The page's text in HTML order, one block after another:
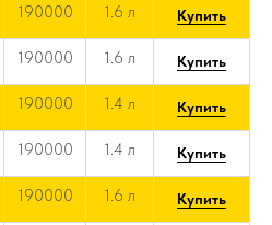
190000 1.6 л Купить
190000 1.6 л Купить
190000 1.4 л Купить
190000 1.4 л Купить
190000 1.6 л Купить